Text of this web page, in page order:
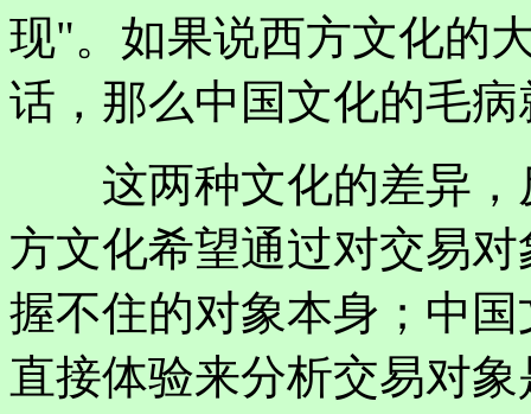
现"。如果说西方文化的
话，那么中国文化的毛
这两种文化的差异，
方文化希望通过对交易
握不住的对象本身；中
直接体验来分析交易对